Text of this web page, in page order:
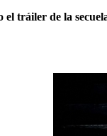
el tráiler de la